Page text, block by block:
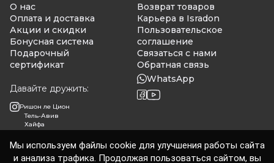
О нас
Оплата и доставка
Акции и скидки
Бонусная система
Подарочный
сертификат
Давайте дружить:
Ришон ле Цион
Тель-Авив
Хайфа
Возврат товаров
Карьера в Isradon
Пользовательское
соглашение
Связаться с нами
Обратная связь
WhatsApp
Мы используем файлы cookie для улучшения работы сайта
и анализа трафика. Продолжая пользоваться сайтом, вы